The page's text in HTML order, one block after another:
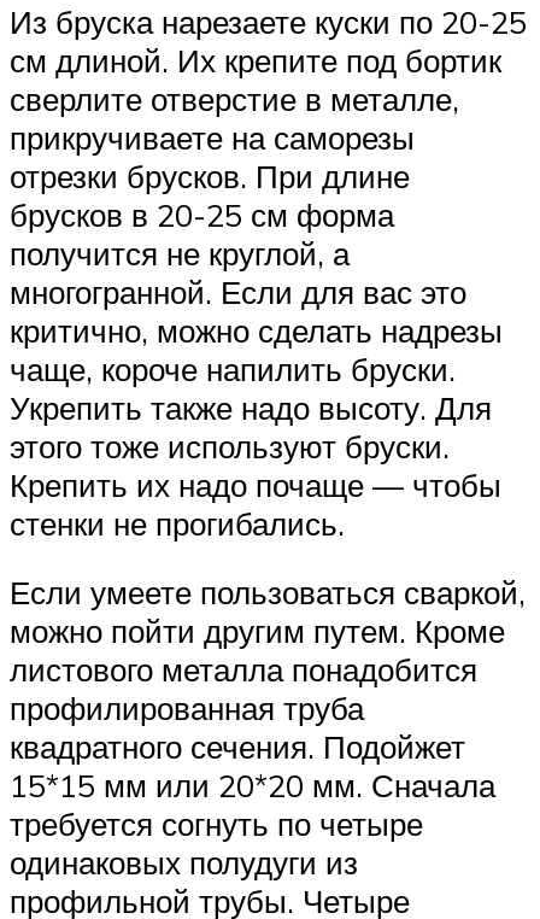
Из бруска нарезаете куски по 20-25
см длиной. Их крепите под бортик
сверлите отверстие в металле,
прикручиваете на саморезы
отрезки брусков. При длине
брусков в 20-25 см форма
получится не круглой, а
многогранной. Если для вас это
критично, можно сделать надрезы
чаще, короче напилить бруски.
Укрепить также надо высоту. Для
этого тоже используют бруски.
Крепить их надо почаще — чтобы
стенки не прогибались.
Если умеете пользоваться сваркой,
можно пойти другим путем. Кроме
листового металла понадобится
профилированная труба
квадратного сечения. Подойжет
15*15 мм или 20*20 мм. Сначала
требуется согнуть по четыре
одинаковых полудуги из
профильной трубы. Четыре